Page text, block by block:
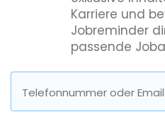
Karriere und
Jobreminder
passende
Telefonnummer oder Email